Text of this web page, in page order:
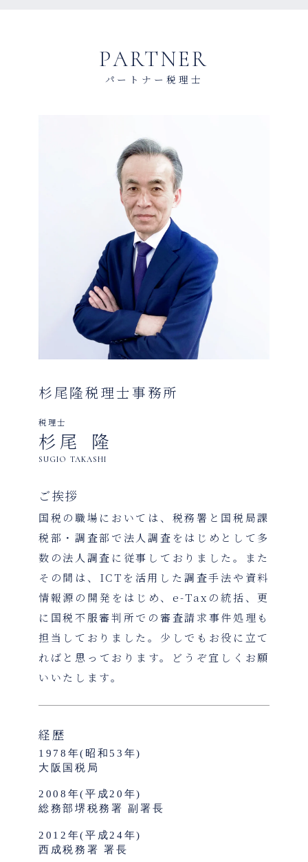
PARTNER
パートナー税理士
杉尾隆税理士事務所
税理士
杉尾 隆
SUGIO TAKASHI
ご挨拶
国税の職場においては、税務署と国税局課
税部・調査部で法人調査をはじめとして多
数の法人調査に従事しておりました。また
その間は、ICTを活用した調査手法や資料
情報源の開発をはじめ、e-Taxの統括、更
に国税不服審判所での審査請求事件処理も
担当しておりました。少しでもお役に立て
ればと思っております。どうぞ宜しくお願
いいたします。
経歴
1978年(昭和53年)
大阪国税局
2008年(平成20年)
総務部堺税務署 副署長
2012年(平成24年)
西成税務署 署長